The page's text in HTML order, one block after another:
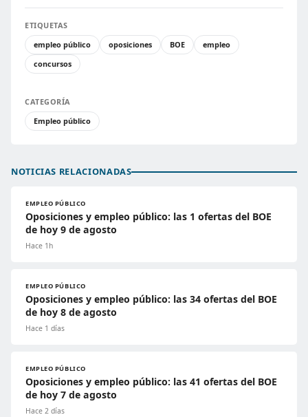
ETIQUETAS
empleo público
oposiciones BOE
empleo
concursos
CATEGORÍA
Empleo público
NOTICIAS RELACIONADAS
EMPLEO PÚBLICO
Oposiciones y empleo público: las 1 ofertas del BOE
de hoy 9 de agosto
Hace 1h
EMPLEO PÚBLICO
Oposiciones y empleo público: las 34 ofertas del BOE
de hoy 8 de agosto
Hace 1 días
EMPLEO PÚBLICO
Oposiciones y empleo público: las 41 ofertas del BOE
de hoy 7 de agosto
Hace 2 días